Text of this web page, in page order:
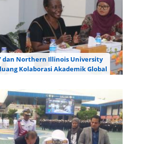
dan Northern Illinois University
Kolaborasi Akademik Global
(SPs) Universitas Negeri
kembali memperluas jejaring
melalui kegiatan Academic
Northern Illinois University